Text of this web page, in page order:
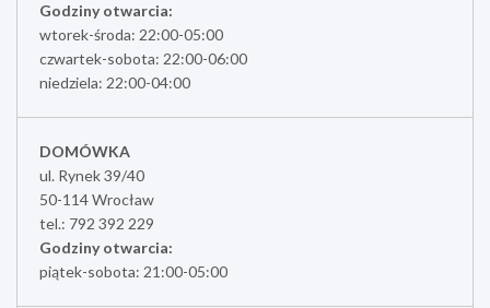
Godziny otwarcia:
wtorek-środa: 22:00-05:00
czwartek-sobota: 22:00-06:00
niedziela: 22:00-04:00
DOMÓWKA
ul. Rynek 39/40
50-114 Wrocław
tel.: 792 392 229
Godziny otwarcia:
piątek-sobota: 21:00-05:00